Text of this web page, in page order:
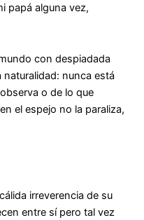
papá alguna vez,
con despiadada
nunca está
o de lo que
el espejo no la paraliza,
irreverencia de su
entre sí pero tal vez